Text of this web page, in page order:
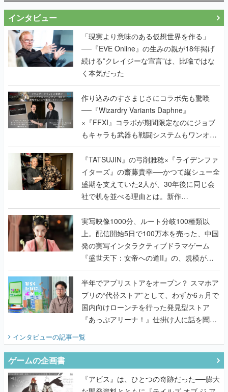
インタビュー
「現実より意味のある仮想世界を作る」
──『EVE Online』の生みの親が18年掲げ
続ける”クレイジーな宣言”は、比喩ではな
く本気だった
作り込みのすさまじさにコラボ先も驚嘆
──『Wizardry Variants Daphne』
×『FFXI』コラボが期間限定なのにジョブ
もキャラも武器も戦闘システムもワンオフ
で作り込まれた理由を両ディレクターに聞
く
『TATSUJIN』の弓削雅稔×『ライデンファ
イターズ』の齋藤貴幸──かつて縦シュー全
盛期を支えていた2人が、30年後に同じ会
社で机を並べる理由とは。新作
『TATSUJIN EXTREME』で初タッグを組
んだレジェンド2人に訊く開発秘話
実写映像1000分、ルート分岐100種類以
上。配信開始5日で100万本を売った、中国
発の実写インタラクティブドラマゲーム
『盛世天下：女帝への道II』の、規模が違
うこだわりをプロデューサーに聞いた
半年でアプリストアをオープン？ スマホア
プリの“代替ストア”として、わずか6ヵ月で
国内向けローンチを行った発見型ストア
『あっぷアリーナ！』仕掛け人に話を聞い
てみた
インタビューの記事一覧
ゲームの企画書
『アビス』は、ひとつの奇跡だった──膨大